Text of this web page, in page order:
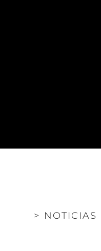
> NOTICIAS